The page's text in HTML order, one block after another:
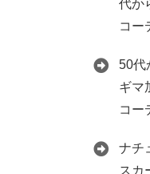
代か
コー
50代
ギマ
コー
ナチ
スカ